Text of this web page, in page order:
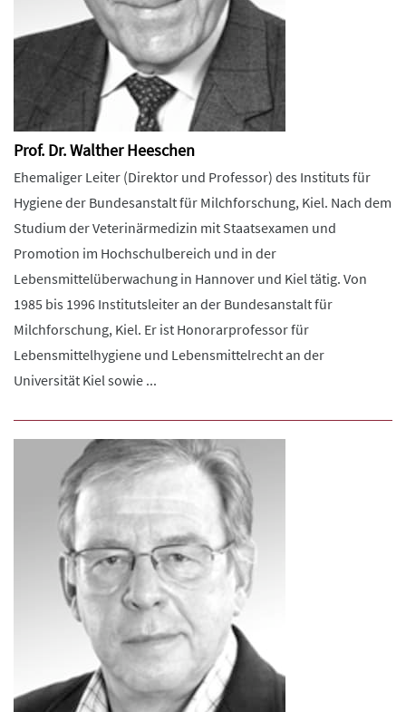
Prof. Dr. Walther Heeschen
Ehemaliger Leiter (Direktor und Professor) des Instituts für
Hygiene der Bundesanstalt für Milchforschung, Kiel. Nach dem
Studium der Veterinärmedizin mit Staatsexamen und
Promotion im Hochschulbereich und in der
Lebensmittelüberwachung in Hannover und Kiel tätig. Von
1985 bis 1996 Institutsleiter an der Bundesanstalt für
Milchforschung, Kiel. Er ist Honorarprofessor für
Lebensmittelhygiene und Lebensmittelrecht an der
Universität Kiel sowie ...